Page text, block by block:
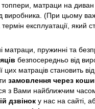
матраци на диван
виробника. (При цьому
експлуатації, який
матраци, пружинні та
безпосередньо від
цих матраців становить
замовлення через
з Вами найближчим
дзвінок у нас на сайті,